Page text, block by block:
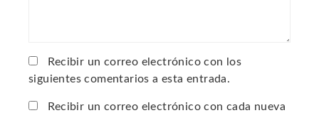
Recibir un correo electrónico con los
siguientes comentarios a esta entrada.
Recibir un correo electrónico con cada nueva